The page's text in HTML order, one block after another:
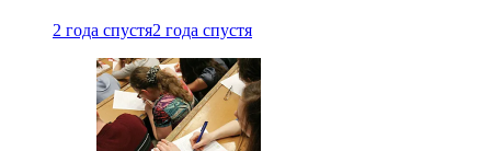
2 года спустя2 года спустя